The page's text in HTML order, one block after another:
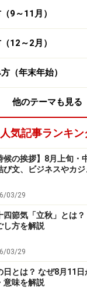
9～11月）
12～2月）
（年末年始）
他のテーマも見る
人気記事ランキン
候の挨拶】8月上旬
び文、ビジネスやカ
03/29
四節気「立秋」とは
し方を解説
03/29
日とは？ なぜ8月11
意味を解説